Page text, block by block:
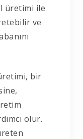
üretimi ile
ve
bir
olur.